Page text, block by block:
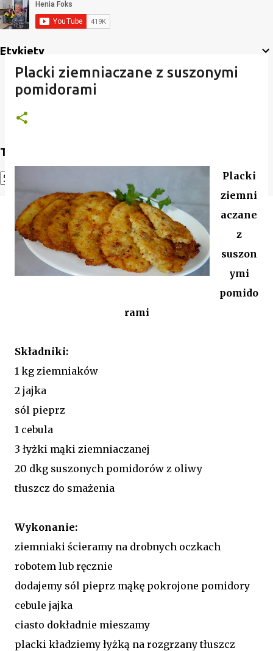
Etykiety
Translate
Powered by Translate
Placki ziemniaczane z suszonymi
pomidorami
Placki
ziemni
aczane
z
suszon
ymi
pomido
rami
Składniki:
1 kg ziemniaków
2 jajka
sól pieprz
1 cebula
3 łyżki mąki ziemniaczanej
20 dkg suszonych pomidorów z oliwy
tłuszcz do smażenia
Wykonanie:
ziemniaki ścieramy na drobnych oczkach
robotem lub ręcznie
dodajemy sól pieprz mąkę pokrojone pomidory
cebule jajka
ciasto dokładnie mieszamy
placki kładziemy łyżką na rozgrzany tłuszcz